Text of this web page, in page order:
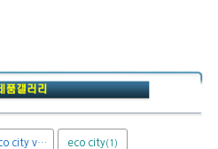
eco city van eco city(1)